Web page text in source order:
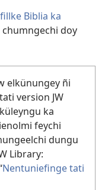
Biblia ka
chumngechi doy
elkünungey ñi
version JW
ka
feychi
dungu
Library:
Nentuniefinge tati